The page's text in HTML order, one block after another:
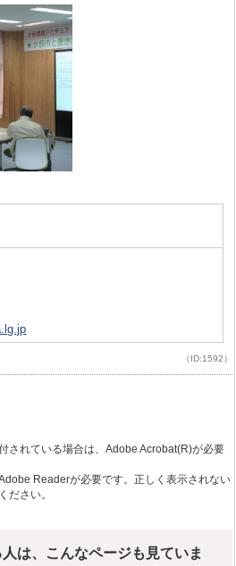
（ID:1592）
されている場合は、Adobe Acrobat(R)が必要
Readerが必要です。正しく表示されない
ださい。
は、こんなページも見ていま